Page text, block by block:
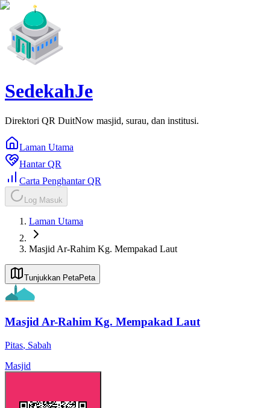
SedekahJe
Direktori QR DuitNow masjid, surau, dan institusi.
Laman Utama
Hantar QR
Carta Penghantar QR
Log Masuk
Laman Utama
Masjid Ar-Rahim Kg. Mempakad Laut
Tunjukkan PetaPeta
Masjid Ar-Rahim Kg. Mempakad Laut
Pitas, Sabah
Masjid